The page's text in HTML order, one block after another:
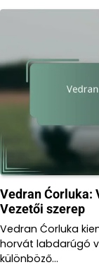
Vedran Ćorluka:
Vezetői szerep
Vedran Ćorluka
horvát labdarúgó
különböző…